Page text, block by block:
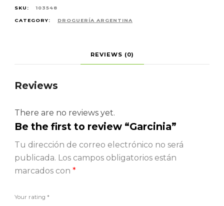
SKU: 103548
CATEGORY: DROGUERÍA ARGENTINA
REVIEWS (0)
Reviews
There are no reviews yet.
Be the first to review “Garcinia”
Tu dirección de correo electrónico no será
publicada. Los campos obligatorios están
marcados con *
Your rating *